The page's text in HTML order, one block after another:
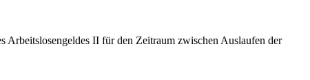
Arbeitslosengeldes II für den Zeitraum zwischen Auslaufen der